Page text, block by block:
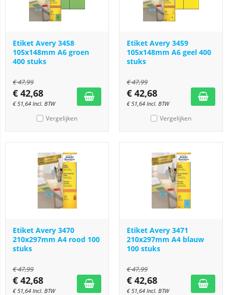
Etiket Avery 3458
105x148mm A6 groen
400 stuks
€47,99
€ 42,68
€51,64 Incl. BTW
Vergelijken
Etiket Avery 3459
105x148mm A6 geel 400
stuks
€47,99
€ 42,68
€51,64 Incl. BTW
Vergelijken
Etiket Avery 3470
210x297mm A4 rood 100
stuks
€47,99
€ 42,68
€51,64 Incl. BTW
Etiket Avery 3471
210x297mm A4 blauw
100 stuks
€47,99
€ 42,68
€51,64 Incl. BTW